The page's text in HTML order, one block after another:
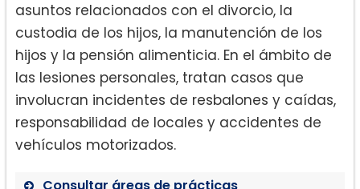
asuntos relacionados con el divorcio, la
custodia de los hijos, la manutención de los
hijos y la pensión alimenticia. En el ámbito de
las lesiones personales, tratan casos que
involucran incidentes de resbalones y caídas,
responsabilidad de locales y accidentes de
vehículos motorizados.